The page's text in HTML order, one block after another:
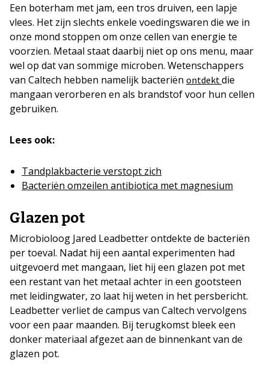
Een boterham met jam, een tros druiven, een lapje
vlees. Het zijn slechts enkele voedingswaren die we in
onze mond stoppen om onze cellen van energie te
voorzien. Metaal staat daarbij niet op ons menu, maar
wel op dat van sommige microben. Wetenschappers
van Caltech hebben namelijk bacteriën ontdekt die
mangaan verorberen en als brandstof voor hun cellen
gebruiken.
Lees ook:
Tandplakbacterie verstopt zich
Bacteriën omzeilen antibiotica met magnesium
Glazen pot
Microbioloog Jared Leadbetter ontdekte de bacteriën
per toeval. Nadat hij een aantal experimenten had
uitgevoerd met mangaan, liet hij een glazen pot met
een restant van het metaal achter in een gootsteen
met leidingwater, zo laat hij weten in het persbericht.
Leadbetter verliet de campus van Caltech vervolgens
voor een paar maanden. Bij terugkomst bleek een
donker materiaal afgezet aan de binnenkant van de
glazen pot.